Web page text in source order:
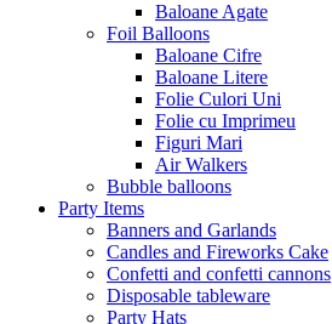
Baloane Agate
Foil Balloons
Baloane Cifre
Baloane Litere
Folie Culori Uni
Folie cu Imprimeu
Figuri Mari
Air Walkers
Bubble balloons
Party Items
Banners and Garlands
Candles and Fireworks Cake
Confetti and confetti cannons
Disposable tableware
Party Hats